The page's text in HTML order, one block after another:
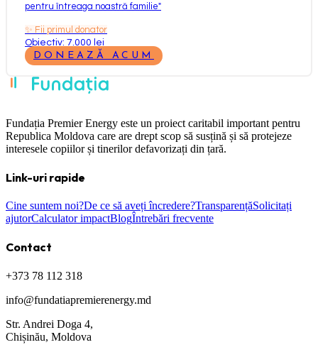
pentru întreaga noastră familie"
✨ Fii primul donator
Obiectiv: 7.000 lei
DONEAZĂ ACUM
Fundația Premier Energy este un proiect caritabil important pentru
Republica Moldova care are drept scop să susțină și să protejeze
interesele copiilor și tinerilor defavorizați din țară.
Link-uri rapide
Cine suntem noi?De ce să aveți încredere?TransparențăSolicitați
ajutorCalculator impactBlogÎntrebări frecvente
Contact
+373 78 112 318
info@fundatiapremierenergy.md
Str. Andrei Doga 4,
Chișinău, Moldova